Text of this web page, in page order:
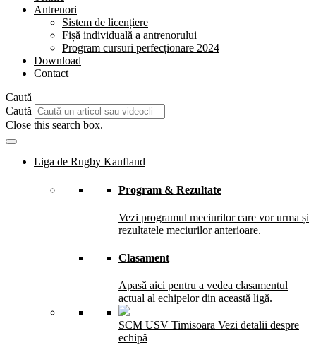
Antrenori
Sistem de licențiere
Fișă individuală a antrenorului
Program cursuri perfecționare 2024
Download
Contact
Caută
Caută
Close this search box.
Liga de Rugby Kaufland
Program & Rezultate
Vezi programul meciurilor care vor urma și
rezultatele meciurilor anterioare.
Clasament
Apasă aici pentru a vedea clasamentul
actual al echipelor din această ligă.
SCM USV Timisoara Vezi detalii despre
echipă